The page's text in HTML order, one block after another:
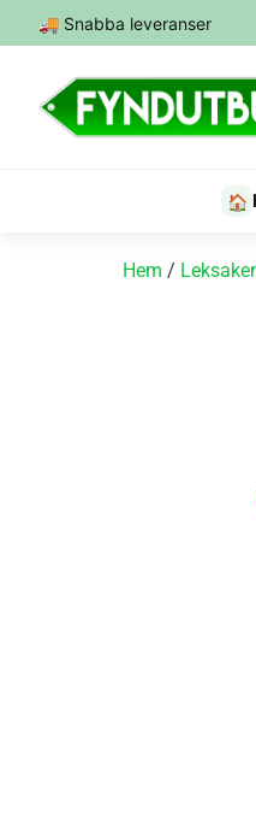
🚚 Snabba leveranser
🏠
Hem /